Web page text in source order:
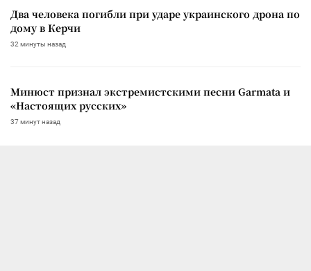
Два человека погибли при ударе украинского дрона по
дому в Керчи
32 минуты назад
Минюст признал экстремистскими песни Garmata и
«Настоящих русских»
37 минут назад